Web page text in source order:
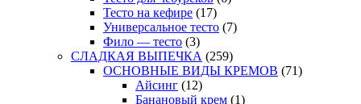
Тесто на кефире (17)
Универсальное тесто (7)
Фило — тесто (3)
СЛАДКАЯ ВЫПЕЧКА (259)
ОСНОВНЫЕ ВИДЫ КРЕМОВ (71)
Айсинг (12)
Банановый крем (1)